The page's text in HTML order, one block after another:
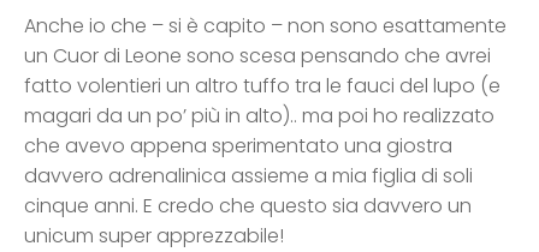
Anche io che – si è capito – non sono esattamente
un Cuor di Leone sono scesa pensando che avrei
fatto volentieri un altro tuffo tra le fauci del lupo (e
magari da un po’ più in alto).. ma poi ho realizzato
che avevo appena sperimentato una giostra
davvero adrenalinica assieme a mia figlia di soli
cinque anni. E credo che questo sia davvero un
unicum super apprezzabile!